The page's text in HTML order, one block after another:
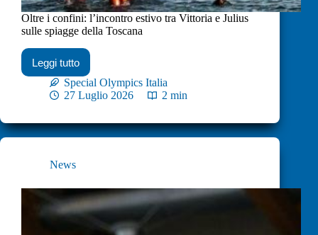
Oltre i confini: l’incontro estivo tra Vittoria e Julius
sulle spiagge della Toscana
Leggi tutto
Special Olympics Italia
27 Luglio 2026
2 min
News